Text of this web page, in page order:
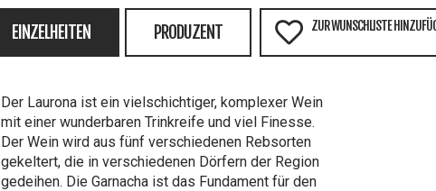
EINZELHEITEN PRODUZENT ZUR WUNSCHLISTE
Der Laurona ist ein vielschichtiger, komplexer Wein
mit einer wunderbaren Trinkreife und viel Finesse.
Der Wein wird aus fünf verschiedenen Rebsorten
gekeltert, die in verschiedenen Dörfern der Region
gedeihen. Die Garnacha ist das Fundament für den